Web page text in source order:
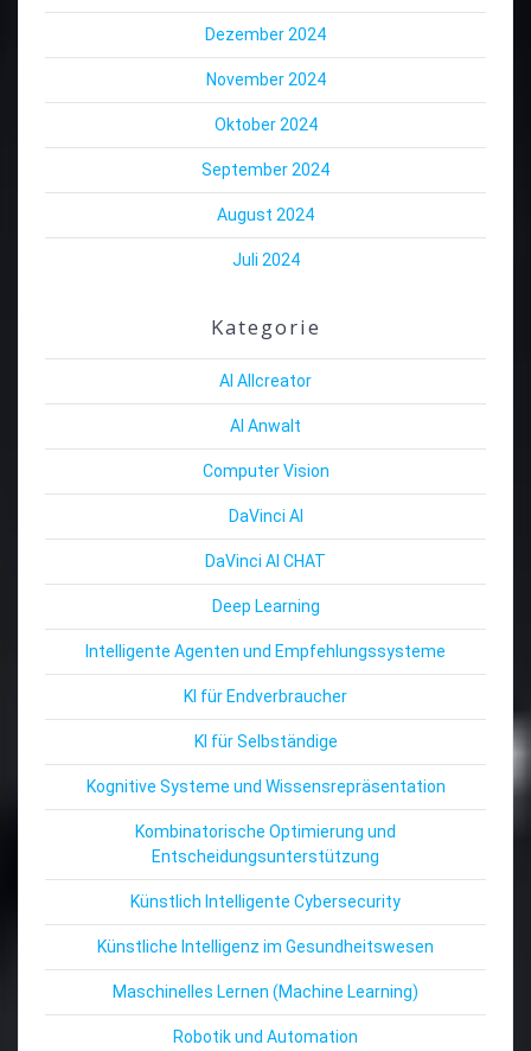
Dezember 2024
November 2024
Oktober 2024
September 2024
August 2024
Juli 2024
Kategorie
AI Allcreator
AI Anwalt
Computer Vision
DaVinci AI
DaVinci AI CHAT
Deep Learning
Intelligente Agenten und Empfehlungssysteme
KI für Endverbraucher
KI für Selbständige
Kognitive Systeme und Wissensrepräsentation
Kombinatorische Optimierung und
Entscheidungsunterstützung
Künstlich Intelligente Cybersecurity
Künstliche Intelligenz im Gesundheitswesen
Maschinelles Lernen (Machine Learning)
Robotik und Automation